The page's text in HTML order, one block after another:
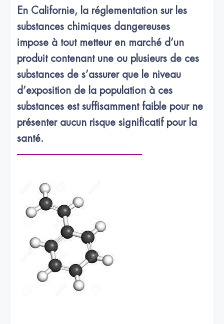
En Californie, la réglementation sur les
substances chimiques dangereuses
impose à tout metteur en marché d’un
produit contenant une ou plusieurs de ces
substances de s’assurer que le niveau
d’exposition de la population à ces
substances est suffisamment faible pour ne
présenter aucun risque significatif pour la
santé.